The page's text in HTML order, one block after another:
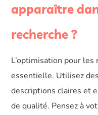
apparaître
recherche ?
L’optimisation pour
essentielle. Utilisez
descriptions claires et
de qualité. Pensez à